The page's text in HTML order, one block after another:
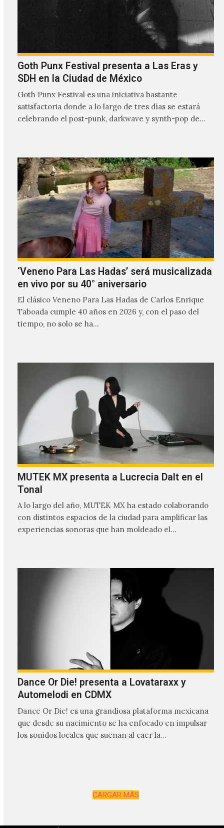
Goth Punx Festival presenta a Las Eras y
SDH en la Ciudad de México
Goth Punx Festival es una iniciativa bastante
satisfactoria donde a lo largo de tres días se estará
celebrando el post-punk, darkwave y synth-pop de
‘Veneno Para Las Hadas’ será musicalizada
en vivo por su 40° aniversario
El clásico Veneno Para Las Hadas de Carlos Enrique
Taboada cumple 40 años en 2026 y, con el paso del
tiempo, no solo se ha…
MUTEK MX presenta a Lucrecia Dalt en el
Tonal
A lo largo del año, MUTEK MX ha estado colaborando
con distintos espacios de la ciudad para amplificar las
experiencias sonoras que han moldeado el…
Dance Or Die! presenta a Lovataraxx y
Automelodi en CDMX
Dance Or Die! es una grandiosa plataforma mexicana
que desde su nacimiento se ha enfocado en impulsar
los sonidos locales que suenan al caer la…
CARGAR MÁS